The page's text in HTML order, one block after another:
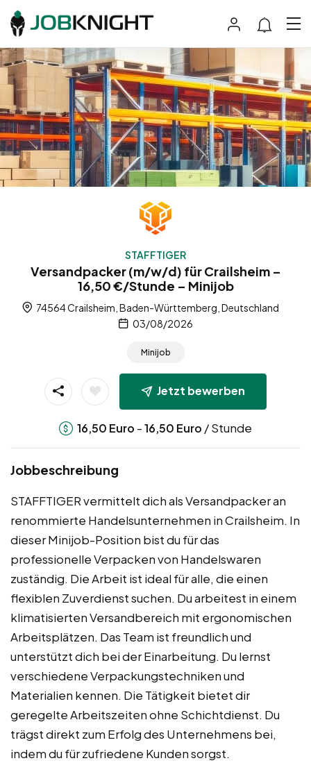
STAFFTIGER
Versandpacker (m/w/d) für Crailsheim –
16,50 €/Stunde – Minijob
74564 Crailsheim, Baden-Württemberg, Deutschland
03/08/2026
Minijob
Jetzt bewerben
16,50 Euro -16,50 Euro / Stunde
Jobbeschreibung
STAFFTIGER vermittelt dich als Versandpacker an
renommierte Handelsunternehmen in Crailsheim. In
dieser Minijob-Position bist du für das
professionelle Verpacken von Handelswaren
zuständig. Die Arbeit ist ideal für alle, die einen
flexiblen Zuverdienst suchen. Du arbeitest in einem
klimatisierten Versandbereich mit ergonomischen
Arbeitsplätzen. Das Team ist freundlich und
unterstützt dich bei der Einarbeitung. Du lernst
verschiedene Verpackungstechniken und
Materialien kennen. Die Tätigkeit bietet dir
geregelte Arbeitszeiten ohne Schichtdienst. Du
trägst direkt zum Erfolg des Unternehmens bei,
indem du für zufriedene Kunden sorgst.